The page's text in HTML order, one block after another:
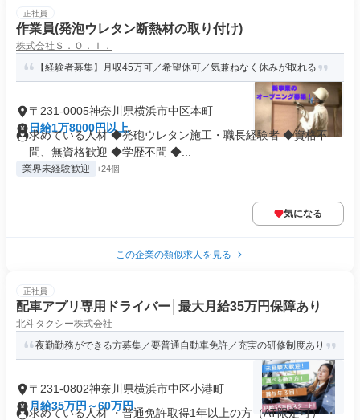
正社員
作業員(発泡ウレタン断熱材の取り付け)
株式会社Ｓ．Ｏ．Ｉ．
【経験者募集】月収45万可／希望休可／気兼ねなく休みが取れる
〒231-0005神奈川県横浜市中区本町
日給1万8000円以上
求めている人材 ◆発砲ウレタン施工・職長経験者 ◆資格不
問、無資格歓迎 ◆学歴不問 ◆...
業界未経験歓迎 +24個
気になる
この企業の類似求人を見る
正社員
配車アプリ専用ドライバー│最大月給35万円保障あり
北斗タクシー株式会社
夜勤勤務ができる方募集／要普通自動車免許／充実の研修制度あり
〒231-0802神奈川県横浜市中区小港町
月給35万円～60万円
求めている人材 ・普通免許取得1年以上の方（AT限定可） ・